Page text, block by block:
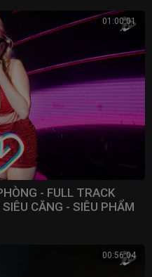
01:00:01
- FULL TRACK
CĂNG - SIÊU PHẨM
00:56:04